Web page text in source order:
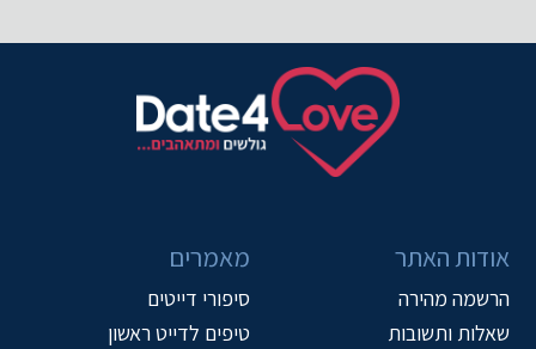
אודות האתר
הרשמה מהירה
שאלות ותשובות
מאמרים
סיפורי דייטים
טיפים לדייט ראשון